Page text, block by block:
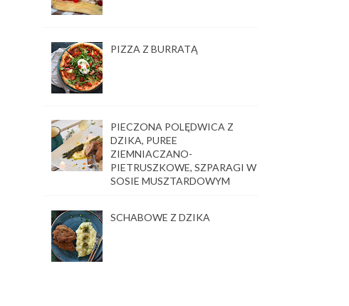
PIZZA Z BURRATĄ
PIECZONA POLĘDWICA Z
DZIKA, PUREE
ZIEMNIACZANO-
PIETRUSZKOWE, SZPARAGI W
SOSIE MUSZTARDOWYM
SCHABOWE Z DZIKA